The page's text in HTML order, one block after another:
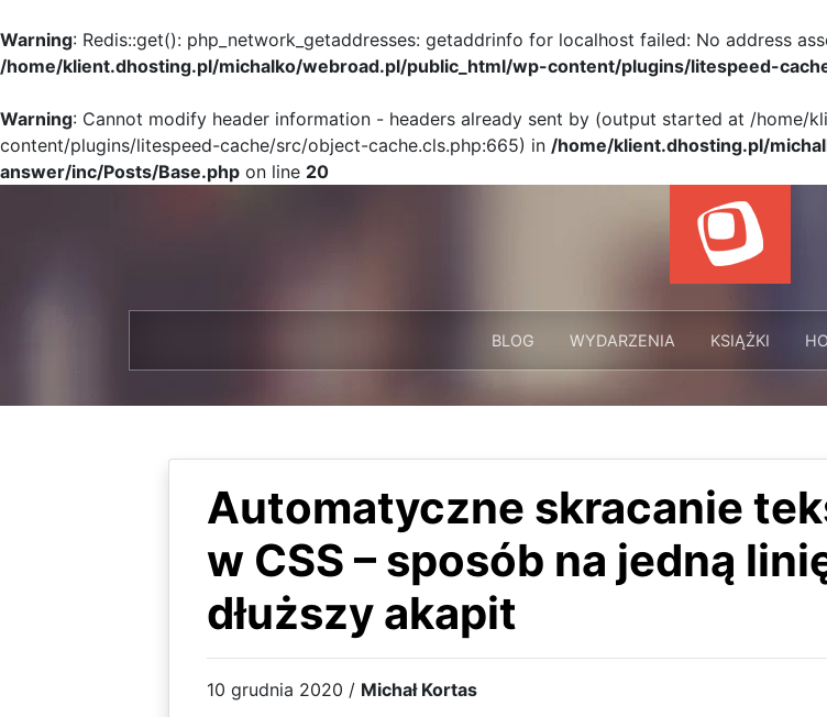
Warning: Redis::get(): php_network_getaddresses: getaddrinfo for localhost failed: No address
/home/klient.dhosting.pl/michalko/webroad.pl/public_html/wp-content/plugins/litespeed-
Warning: Cannot modify header information - headers already sent by (output started at /home/
content/plugins/litespeed-cache/src/object-cache.cls.php:665) in /home/klient.dhosting.pl/
answer/inc/Posts/Base.php on line 20
BLOG WYDARZENIA KSIĄŻKI
Automatyczne skracanie
w CSS – sposób na jedną
dłuższy akapit
10 grudnia 2020 / Michał Kortas